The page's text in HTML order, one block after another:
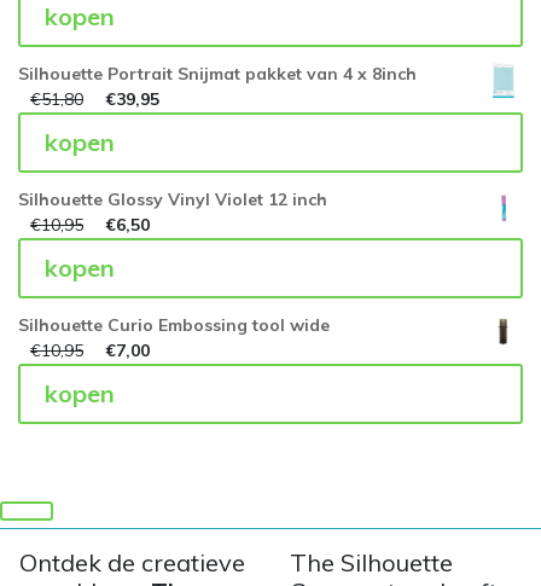
kopen
Silhouette Portrait Snijmat pakket van 4 x 8inch
€51,80 €39,95
kopen
Silhouette Glossy Vinyl Violet 12 inch
€10,95 €6,50
kopen
Silhouette Curio Embossing tool wide
€10,95 €7,00
kopen
Ontdek de creatieve
The Silhouette